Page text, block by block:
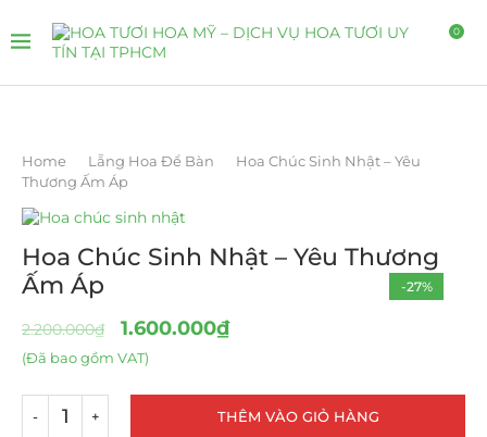
0
Home Lẵng Hoa Để Bàn
Hoa Chúc Sinh Nhật – Yêu
Thương Ấm Áp
-27%
Hoa Chúc Sinh Nhật – Yêu Thương
Ấm Áp
2.200.000₫ 1.600.000₫
(Đã bao gồm VAT)
THÊM VÀO GIỎ HÀNG